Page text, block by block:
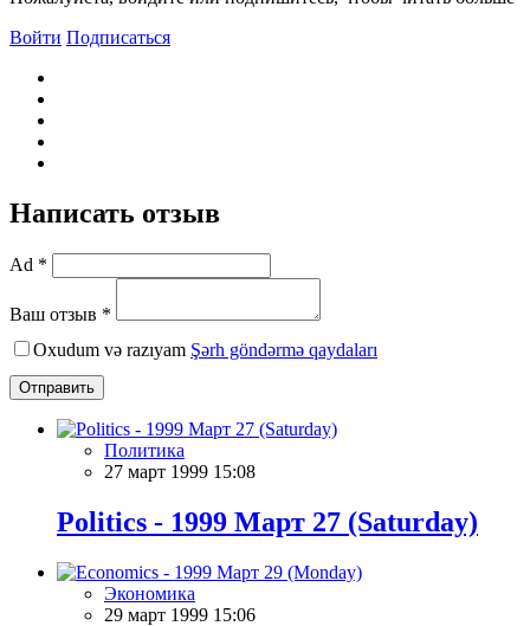
Войти Подписаться
Написать отзыв
Ad *
Ваш отзыв *
Oxudum və razıyam Şərh göndərmə qaydaları
Отправить
Политика
27 март 1999 15:08
Politics - 1999 Март 27 (Saturday)
Экономика
29 март 1999 15:06